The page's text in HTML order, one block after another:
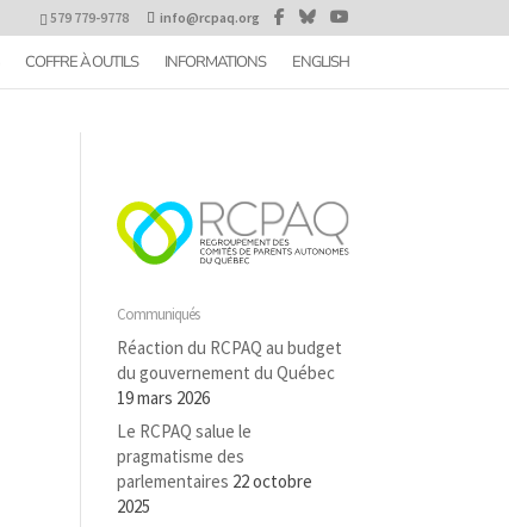
579 779-9778 info@rcpaq.org
COFFRE À OUTILS INFORMATIONS ENGLISH
Communiqués
Réaction du RCPAQ au budget
du gouvernement du Québec
19 mars 2026
Le RCPAQ salue le
pragmatisme des
parlementaires 22 octobre
2025